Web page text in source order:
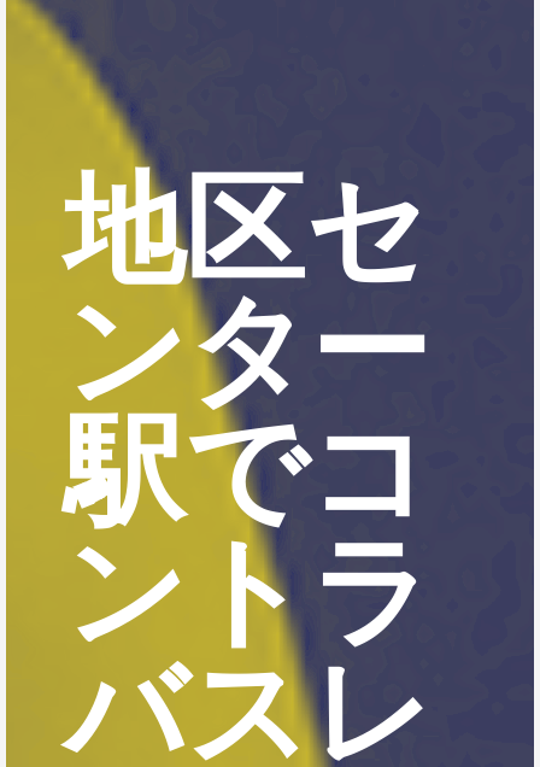
地区セ
ンター
駅でコ
ントラ
バスレ